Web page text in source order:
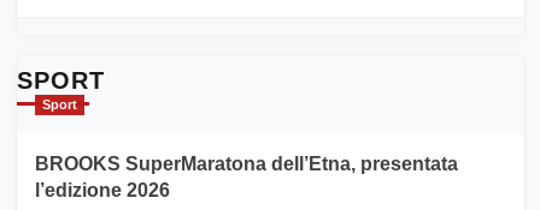
con
la
SPORT
Sport
BROOKS SuperMaratona dell’Etna, presentata
l’edizione 2026